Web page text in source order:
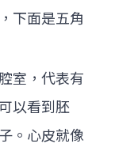
下面是五角
室，代表有
以看到胚
。心皮就像